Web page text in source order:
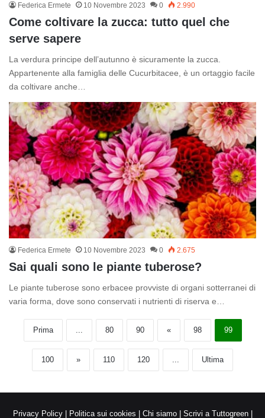
Federica Ermete 10 Novembre 2023 0 2.990
Come coltivare la zucca: tutto quel che
serve sapere
La verdura principe dell’autunno è sicuramente la zucca.
Appartenente alla famiglia delle Cucurbitacee, è un ortaggio facile
da coltivare anche…
Federica Ermete 10 Novembre 2023 0 2.675
Sai quali sono le piante tuberose?
Le piante tuberose sono erbacee provviste di organi sotterranei di
varia forma, dove sono conservati i nutrienti di riserva e…
Prima 80 90 « 98 99
100 » 110 120 Ultima
Privacy Policy| Politica sui cookies | Chi siamo| Scrivi a Tuttogreen|